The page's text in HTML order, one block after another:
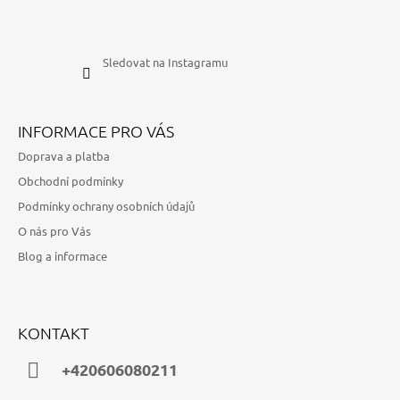
Sledovat na Instagramu
INFORMACE PRO VÁS
Doprava a platba
Obchodní podmínky
Podmínky ochrany osobních údajů
O nás pro Vás
Blog a informace
KONTAKT
+420606080211